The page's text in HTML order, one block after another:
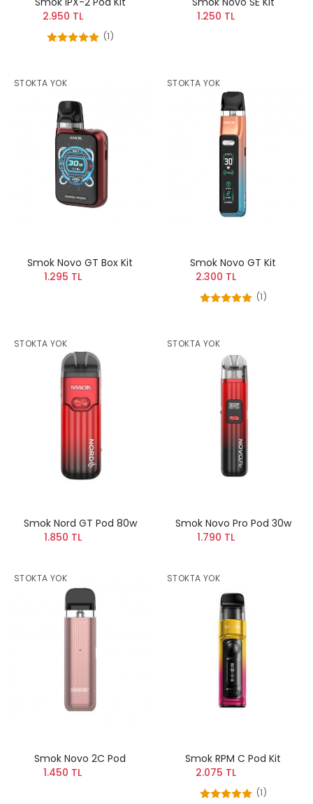
2.950 TL
(1)
1.250 TL
STOKTA YOK
Smok Novo GT Box Kit
1.295 TL
STOKTA YOK
Smok Novo GT Kit
2.300 TL
(1)
STOKTA YOK
Smok Nord GT Pod 80w
1.850 TL
STOKTA YOK
Smok Novo Pro Pod 30w
1.790 TL
STOKTA YOK
Smok Novo 2C Pod
1.450 TL
STOKTA YOK
Smok RPM C Pod Kit
2.075 TL
(1)